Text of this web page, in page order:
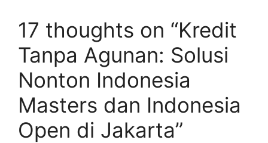
17 thoughts on “Kredit
Tanpa Agunan: Solusi
Nonton Indonesia
Masters dan Indonesia
Open di Jakarta”